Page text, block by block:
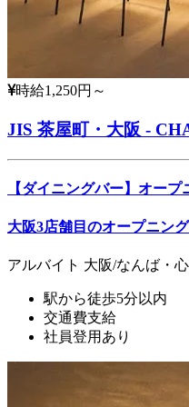
時給1,250円～
JIS 茶屋町・大阪 -
【ダイニングバー】オー
大阪3店舗目のオープニン
アルバイト 大阪/なんば・
駅から徒歩5分以内
交通費支給
社員登用あり